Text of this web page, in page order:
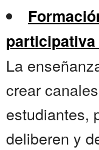
La
crear
estudiantes,
deliberen y